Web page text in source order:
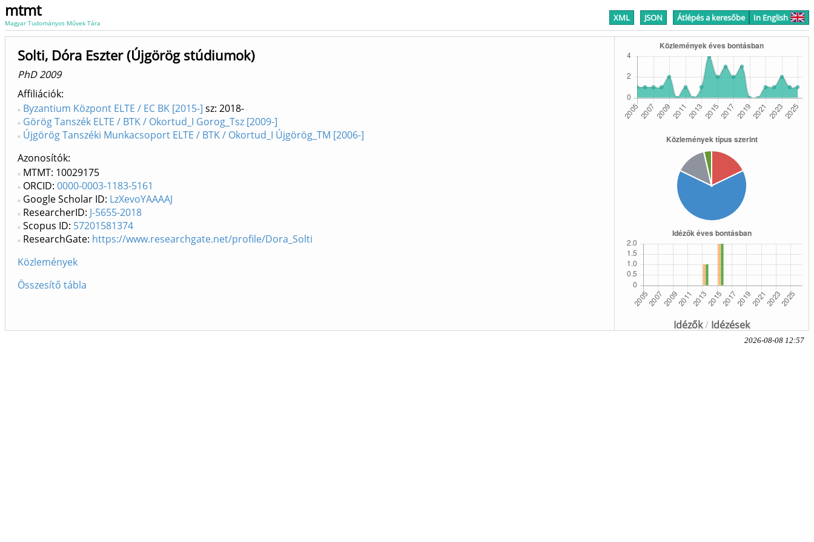
mtmt
Magyar Tudományos Művek Tára XML JSON Átlépés a keresőbe In English
Idézők/ Idézések
Solti, Dóra Eszter (Újgörög stúdiumok)
PhD 2009
Affiliációk
Byzantium Központ ELTE / EC BK [2015-] sz: 2018-
Görög Tanszék ELTE / BTK / Okortud_I Gorog_Tsz [2009-]
Újgörög Tanszéki Munkacsoport ELTE / BTK / Okortud_I Újgörög_TM [2006-]
Azonosítók
MTMT: 10029175
ORCID: 0000-0003-1183-5161
Google Scholar ID: LzXevoYAAAAJ
ResearcherID: J-5655-2018
Scopus ID: 57201581374
ResearchGate: https://www.researchgate.net/profile/Dora_Solti
Közlemények
Összesítő tábla
2026-08-08 12:57